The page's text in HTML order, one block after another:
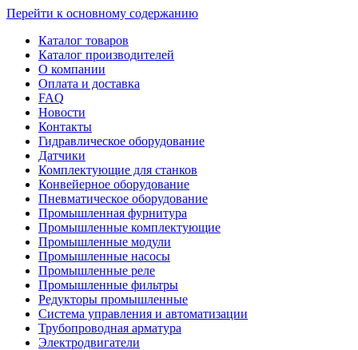
Перейти к основному содержанию
Каталог товаров
Каталог производителей
О компании
Оплата и доставка
FAQ
Новости
Контакты
Гидравлическое оборудование
Датчики
Комплектующие для станков
Конвейерное оборудование
Пневматическое оборудование
Промышленная фурнитура
Промышленные комплектующие
Промышленные модули
Промышленные насосы
Промышленные реле
Промышленные фильтры
Редукторы промышленные
Система управления и автоматизации
Трубопроводная арматура
Электродвигатели